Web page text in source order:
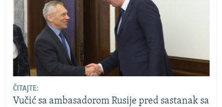
ČITAJTE:
Vučić sa ambasadorom Rusije pred sastanak sa